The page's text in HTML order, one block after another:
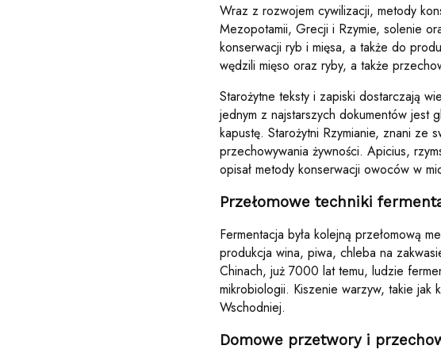
Wraz z rozwojem cywilizacji, metody
Mezopotamii, Grecji i Rzymie, solenie
konserwacji ryb i mięsa, a także do
wędzili mięso oraz ryby, a także
Starożytne teksty i zapiski dostarczają
jednym z najstarszych dokumentów jest
kapustę. Starożytni Rzymianie, znani ze
przechowywania żywności. Apicius,
opisał metody konserwacji owoców w
Przełomowe techniki
Fermentacja była kolejną przełomową
produkcja wina, piwa, chleba na
Chinach, już 7000 lat temu, ludzie
mikrobiologii. Kiszenie warzyw, takie jak
Wschodniej.
Domowe przetwory i